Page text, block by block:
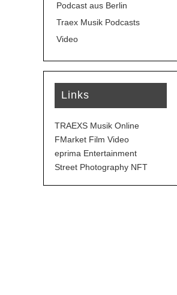
Podcast aus Berlin
Traex Musik Podcasts
Video
Links
TRAEXS Musik Online
FMarket Film Video
eprima Entertainment
Street Photography NFT